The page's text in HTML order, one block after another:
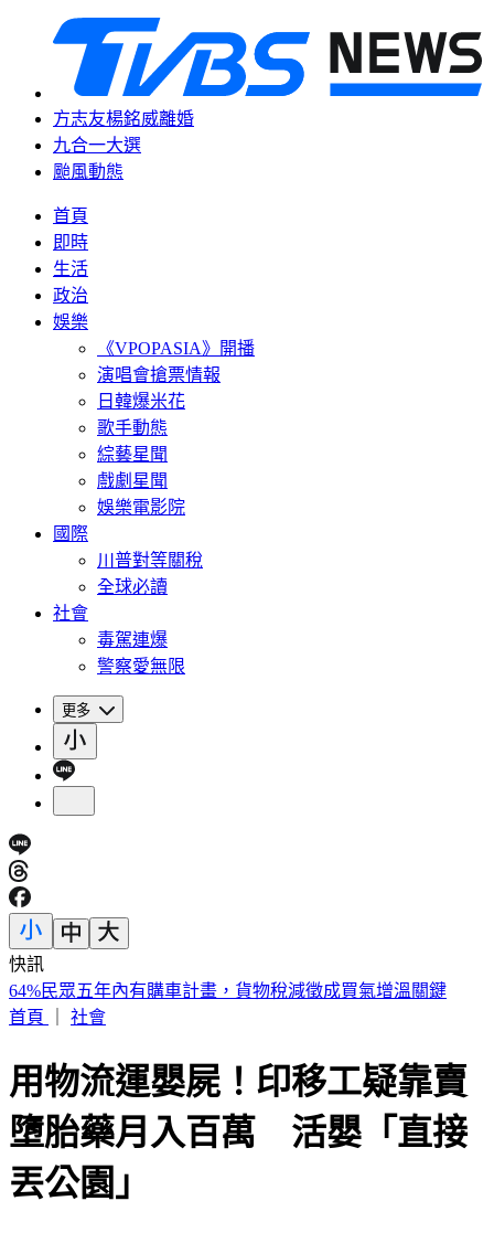
方志友楊銘威離婚
九合一大選
颱風動態
首頁
即時
生活
政治
娛樂
《VPOPASIA》開播
演唱會搶票情報
日韓爆米花
歌手動態
綜藝星聞
戲劇星聞
娛樂電影院
國際
川普對等關稅
全球必讀
社會
毒駕連爆
警察愛無限
更多
快訊
財神爺缺席 2.5億威力彩頭獎、貳獎雙槓龜
首頁
社會
用物流運嬰屍！印移工疑靠賣
墮胎藥月入百萬 活嬰「直接
丟公園」